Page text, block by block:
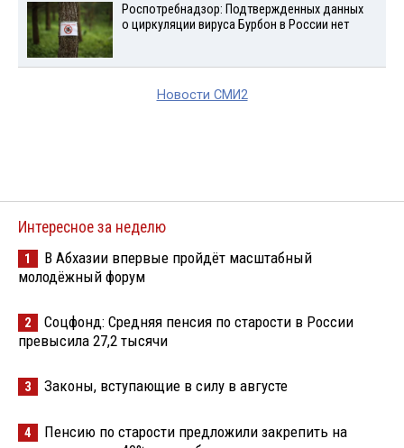
Роспотребнадзор: Подтвержденных данных
о циркуляции вируса Бурбон в России нет
Новости СМИ2
Интересное за неделю
1
В Абхазии впервые пройдёт масштабный
молодёжный форум
2
Соцфонд: Средняя пенсия по старости в России
превысила 27,2 тысячи
3 Законы, вступающие в силу в августе
4
Пенсию по старости предложили закрепить на